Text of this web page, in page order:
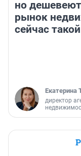
но
рынок
сейчас
Екатерина
директор